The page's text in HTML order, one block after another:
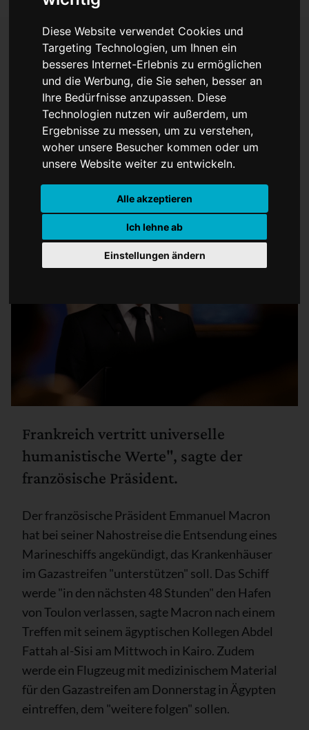
Diese Website verwendet Cookies und
Targeting Technologien, um Ihnen ein
besseres Internet-Erlebnis zu ermöglichen
und die Werbung, die Sie sehen, besser an
Ihre Bedürfnisse anzupassen. Diese
Technologien nutzen wir außerdem, um
Ergebnisse zu messen, um zu verstehen,
woher unsere Besucher kommen oder um
unsere Website weiter zu entwickeln.
Alle akzeptieren
Ich lehne ab
Einstellungen ändern
Macron kündigt
Marineschiff zur
Unterstützung von
Krankenhäusern in Gaza
an
Frankreich vertritt universelle
humanistische Werte", sagte der
französische Präsident.
Der französische Präsident Emmanuel Macron
hat bei seiner Nahostreise die Entsendung eines
Marineschiffs angekündigt, das Krankenhäuser
im Gazastreifen "unterstützen" soll. Das Schiff
werde "in den nächsten 48 Stunden" den Hafen
von Toulon verlassen, sagte Macron nach einem
Treffen mit seinem ägyptischen Kollegen Abdel
Fattah al-Sisi am Mittwoch in Kairo. Zudem
werde ein Flugzeug mit medizinischem Material
für den Gazastreifen am Donnerstag in Ägypten
eintreffen, dem "weitere folgen" sollen.